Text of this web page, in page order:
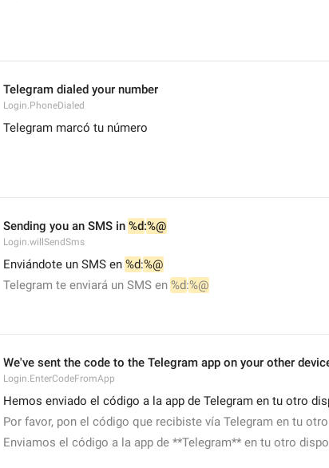
Telegram dialed your number
Login.PhoneDialed
Telegram marcó tu número
Sending you an SMS in %d:%@
Login.willSendSms
Enviándote un SMS en %d:%@
Telegram te enviará un SMS en %d:%@
We've sent the code to the Telegram app on your other
Login.EnterCodeFromApp
Hemos enviado el código a la app de Telegram en tu otro
Por favor, pon el código que recibiste vía Telegram en tu
Enviamos el código a la app de **Telegram** en tu otro